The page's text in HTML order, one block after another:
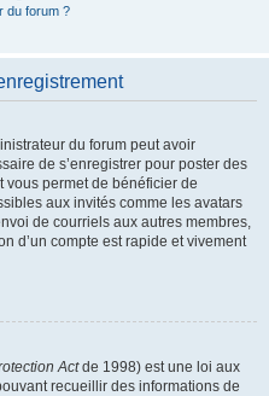
du forum ?
du forum peut avoir
de s’enregistrer pour poster des
vous permet de bénéficier de
aux invités comme les avatars
de courriels aux autres membres,
d’un compte est rapide et vivement
Actde 1998) est une loi aux
recueillir des informations de